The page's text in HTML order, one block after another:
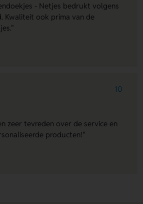
- Netjes bedrukt volgens
Kwaliteit ook prima van de
10
zeer tevreden over de service en
producten!"